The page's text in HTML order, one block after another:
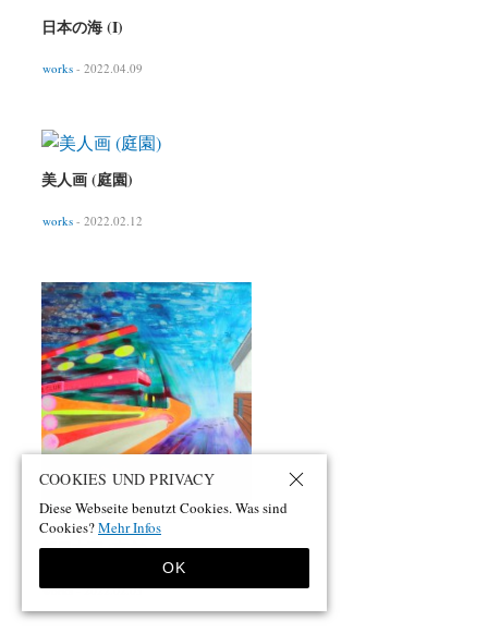
日本の海 (I)
works - 2022.04.09
美人画 (庭園)
works - 2022.02.12
新日本画 (東京)
works- 2022.02.03
COOKIES UND PRIVACY
Diese Webseite benutzt Cookies. Was sind
Cookies?Mehr Infos
OK